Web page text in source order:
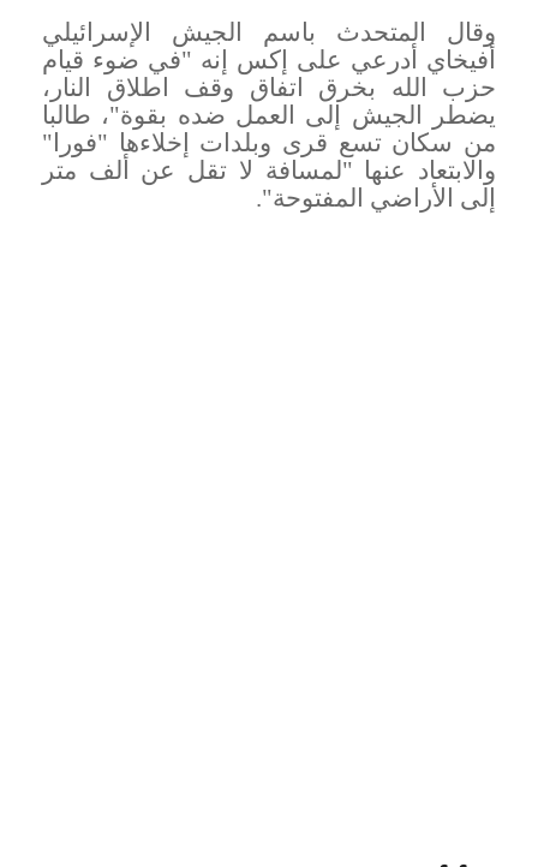
وقال المتحدث باسم الجيش الإسرائيلي
أفيخاي أدرعي على إكس إنه "في ضوء قيام
حزب الله بخرق اتفاق وقف اطلاق النار،
يضطر الجيش إلى العمل ضده بقوة"، طالبا
من سكان تسع قرى وبلدات إخلاءها "فورا"
والابتعاد عنها "لمسافة لا تقل عن ألف متر
إلى الأراضي المفتوحة".